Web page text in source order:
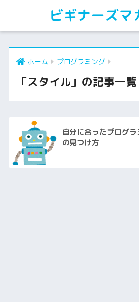
ビギナーズマ
ホーム プログラミング
「スタイル」の記事一覧
自分に合ったプログ
の見つけ方